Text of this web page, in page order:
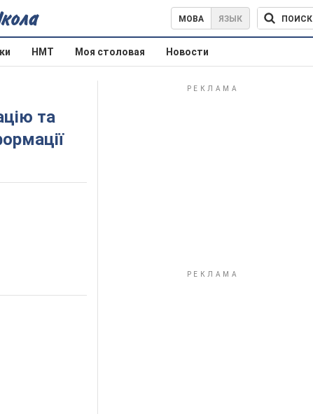
МОВА ЯЗЫК ПОИСК
НМТ Моя столовая Новости